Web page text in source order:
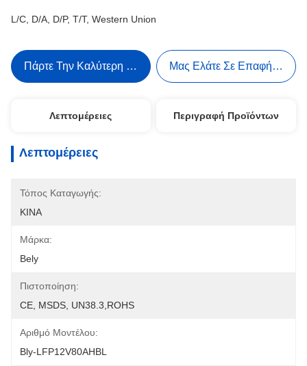
L/C, D/A, D/P, T/T, Western Union
Πάρτε Την Καλύτερη Τιμή Μας Ελάτε Σε Επαφή Με
Λεπτομέρειες Περιγραφή Προϊόντων
Λεπτομέρειες
Τόπος Καταγωγής:
ΚΙΝΑ
Μάρκα:
Bely
Πιστοποίηση:
CE, MSDS, UN38.3,ROHS
Αριθμό Μοντέλου:
Bly-LFP12V80AHBL